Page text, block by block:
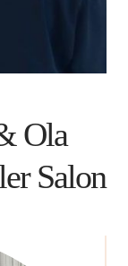
Ola
Salon